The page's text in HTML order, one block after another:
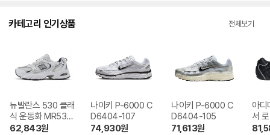
카테고리 인기상품 전체보기
뉴발란스 530 클래
식 운동화 MR530
SG
62,843원
나이키 P-6000 C
D6404-107
74,930원
나이키 P-6000 C
D6404-105
71,613원
아디
서